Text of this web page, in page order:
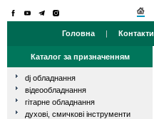
Головна | Контакти
Каталог за призначенням
dj обладнання
відеообладнання
гітарне обладнання
духові, смичкові інструменти